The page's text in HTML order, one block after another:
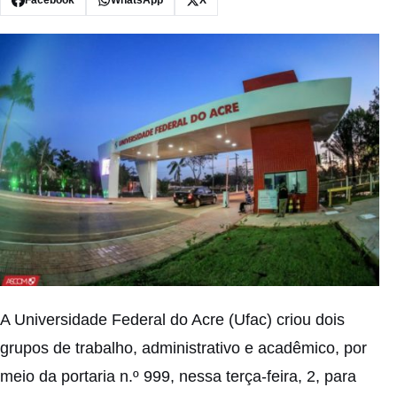
A Universidade Federal do Acre (Ufac) criou dois
grupos de trabalho, administrativo e acadêmico, por
meio da portaria n.º 999, nessa terça-feira, 2, para